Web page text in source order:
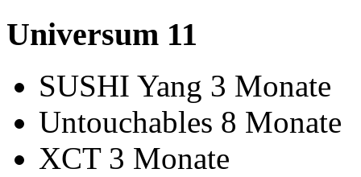
Universum 11
SUSHI Yang 3 Monate
Untouchables 8 Monate
XCT 3 Monate